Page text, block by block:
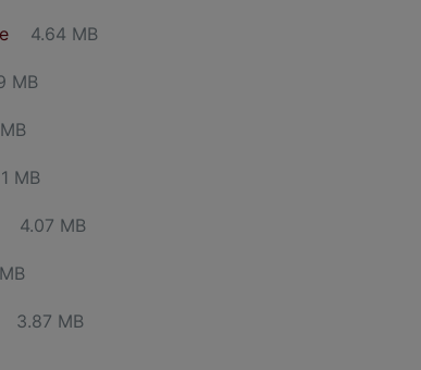
4.64 MB
MB
MB
4.07 MB
3.87 MB